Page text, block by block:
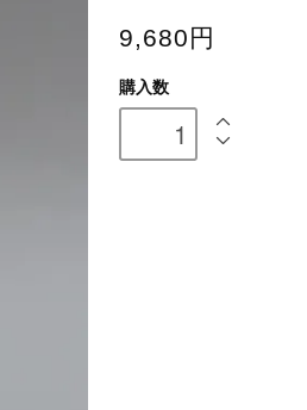
9,680円
購入数